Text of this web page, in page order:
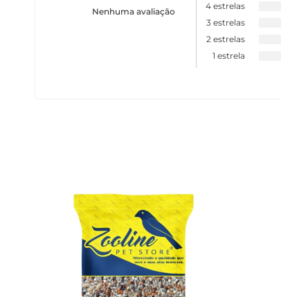
Nenhuma avaliação
4 estrelas
3 estrelas
2 estrelas
1 estrela